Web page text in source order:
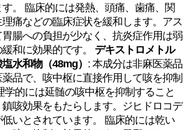
。 臨床的には発熱、頭痛、歯痛、関
痛などの臨床症状を緩和します。アス
腸への負担が少なく、抗炎症作用は弱
和に効果的です。 デキストロメトル
水和物（48mg） : 本成分は非麻医薬品
品で、咳中枢に直接作用して咳を抑制
学的には延髄の咳中枢を抑制すること
咳効果をもたらします。ジヒドロコデ
いとされています。 臨床的には乾い